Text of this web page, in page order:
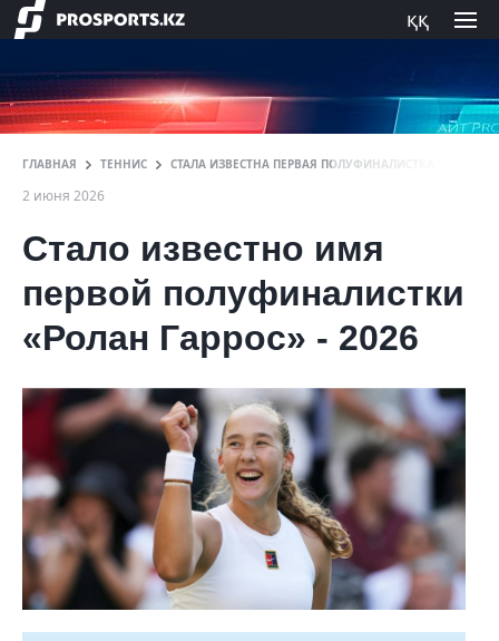
ққ
ГЛАВНАЯ ТЕННИС СТАЛА ИЗВЕСТНА ПЕРВАЯ ПОЛУФИНАЛИСТКА ТУРНИРА
2 июня 2026
Стало известно имя
первой полуфиналистки
«Ролан Гаррос» - 2026